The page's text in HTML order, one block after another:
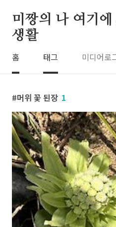
미짱의 나 여기
생활
홈 태그 미디어로
머위 꽃 된장 1